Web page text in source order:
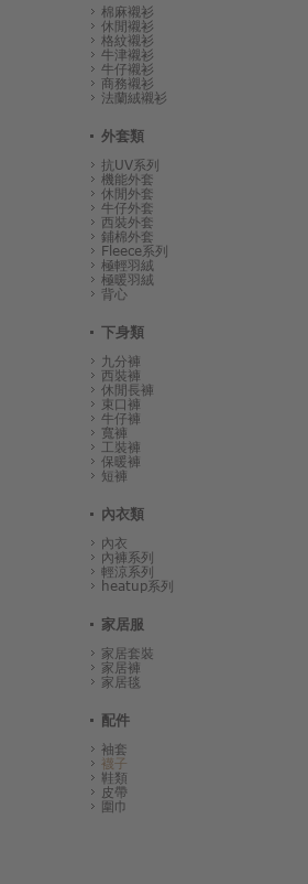
棉麻襯衫
休閒襯衫
格紋襯衫
牛津襯衫
牛仔襯衫
商務襯衫
法蘭絨襯衫
外套類
抗UV系列
機能外套
休閒外套
牛仔外套
西裝外套
鋪棉外套
Fleece系列
極輕羽絨
極暖羽絨
背心
下身類
九分褲
西裝褲
休閒長褲
束口褲
牛仔褲
寬褲
工裝褲
保暖褲
短褲
內衣類
內衣
內褲系列
輕涼系列
heatup系列
家居服
家居套裝
家居褲
家居毯
配件
袖套
襪子
鞋類
皮帶
圍巾